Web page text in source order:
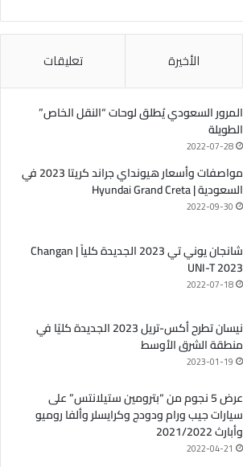
الأخيرة تعليقات
المرور السعودي يُطلق لوحات “النقل الخاص”
الطويلة
2022-07-28
مواصفات وأسعار هيونداي جراند كريتا 2023 في
السعودية | Hyundai Grand Creta
2022-09-30
شانجان يوني تي 2023 الجديدة كلياً | Changan
UNI-T 2023
2022-07-18
نيسان تطرح أكس-تريل 2023 الجديدة كليًا في
منطقة الشرق الأوسط
2023-01-19
عرض 5 نجوم من “بترومين ستيلانتس” على
سيارات جيب ورام ودودج وكرايسلر وألفا روميو
وأبارث 2021/2022
2022-04-21